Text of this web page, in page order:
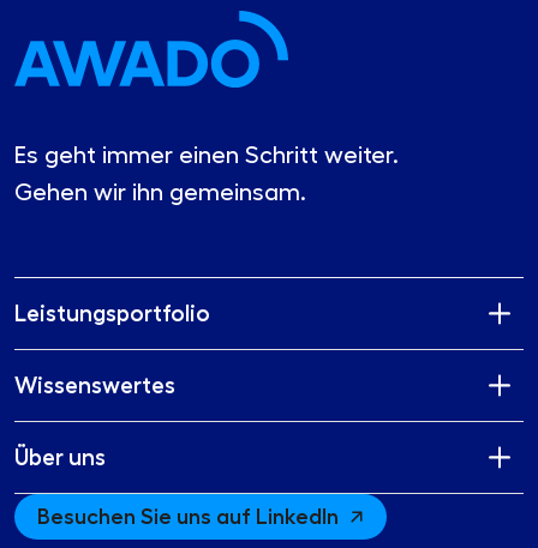
Es geht immer einen Schritt weiter.
Gehen wir ihn gemeinsam.
Leistungsportfolio
Wissenswertes
Über uns
Besuchen Sie uns auf LinkedIn